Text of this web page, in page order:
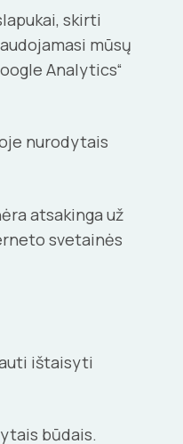
skirti
mūsų
Analytics“
nurodytais
atsakinga už
svetainės
ištaisyti
būdais.